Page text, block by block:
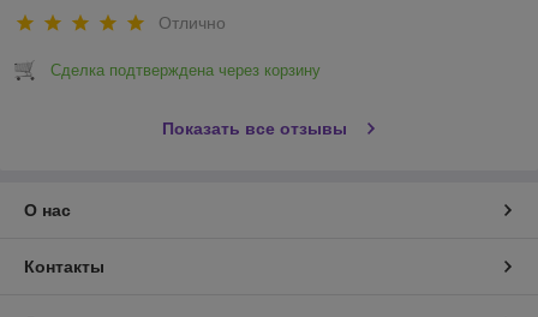
Отлично
Сделка подтверждена через корзину
Показать все отзывы
О нас
Контакты